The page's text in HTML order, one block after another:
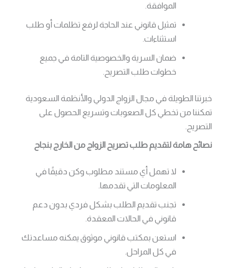
الموافقة.
تمثيل قانوني عند الحاجة لرفع تظلمات أو طلب
استثناءات.
ضمان السرية والخصوصية التامة في جميع
خطوات طلب التصريح.
خبرتنا الطويلة في مجال الزواج الدولي والأنظمة السعودية
تمكننا من تخطي كل الصعوبات وتسريع الحصول على
التصريح.
نصائح هامة لتقديم طلب تصريح الزواج من الخارج بنجاح
لا تهمل أي مستند مطلوب وكن دقيقًا في
المعلومات التي تقدمها.
تجنب تقديم الطلب بشكل فردي بدون دعم
قانوني في الحالات المعقدة.
استعن بمكتب قانوني موثوق يمكنه مساعدتك
في كل المراحل.